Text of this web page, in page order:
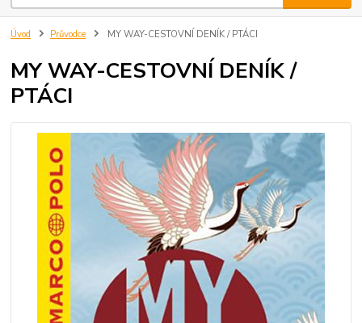
Úvod Průvodce MY WAY-CESTOVNÍ DENÍK / PTÁCI
MY WAY-CESTOVNÍ DENÍK /
PTÁCI